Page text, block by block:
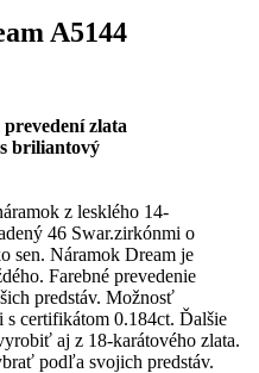
A5144
zlata
briliantový
z lesklého 14-
46 Swar.zirkónmi o
sen. Náramok Dream je
Farebné prevedenie
predstáv. Možnosť
certifikátom 0.184ct. Ďalšie
aj z 18-karátového zlata.
podľa svojich predstáv.